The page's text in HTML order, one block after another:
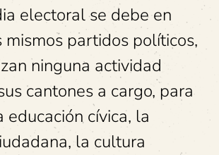
electoral se debe en
mismos partidos políticos,
ninguna actividad
cantones a cargo, para
cívica, la
la cultura